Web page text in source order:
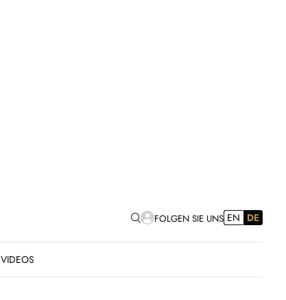
FOLGEN SIE UNS EN DE
VIDEOS